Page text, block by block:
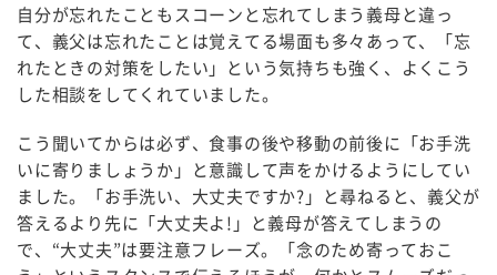
自分が忘れたこともスコーンと忘れてしまう義母と違っ
て、義父は忘れたことは覚えてる場面も多々あって、「忘
れたときの対策をしたい」という気持ちも強く、よくこう
した相談をしてくれていました。
こう聞いてからは必ず、食事の後や移動の前後に「お手洗
いに寄りましょうか」と意識して声をかけるようにしてい
ました。「お手洗い、大丈夫ですか?」と尋ねると、義父が
答えるより先に「大丈夫よ!」と義母が答えてしまうの
で、“大丈夫”は要注意フレーズ。「念のため寄っておこ